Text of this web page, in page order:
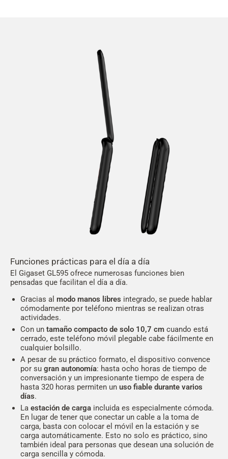
Funciones prácticas para el día a día
El Gigaset GL595 ofrece numerosas funciones bien
pensadas que facilitan el día a día.
Gracias al modo manos libres integrado, se puede hablar
cómodamente por teléfono mientras se realizan otras
actividades.
Con un tamaño compacto de solo 10,7 cm cuando está
cerrado, este teléfono móvil plegable cabe fácilmente en
cualquier bolsillo.
A pesar de su práctico formato, el dispositivo convence
por su gran autonomía: hasta ocho horas de tiempo de
conversación y un impresionante tiempo de espera de
hasta 320 horas permiten un uso fiable durante varios
días.
La estación de carga incluida es especialmente cómoda.
En lugar de tener que conectar un cable a la toma de
carga, basta con colocar el móvil en la estación y se
carga automáticamente. Esto no solo es práctico, sino
también ideal para personas que desean una solución de
carga sencilla y cómoda.